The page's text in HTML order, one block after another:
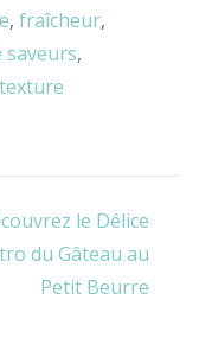
, fraîcheur,
saveurs,
texture
le Délice
du Gâteau au
Petit Beurre